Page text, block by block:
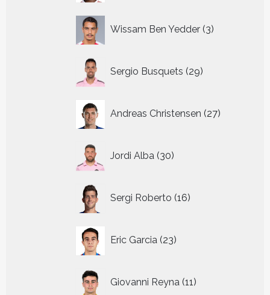
Wissam Ben Yedder 3
producten
Sergio Busquets 29
producten
Andreas Christensen 27
producten
Jordi Alba 30
producten
Sergi Roberto 16
producten
Eric Garcia 23
producten
Giovanni Reyna 11
producten